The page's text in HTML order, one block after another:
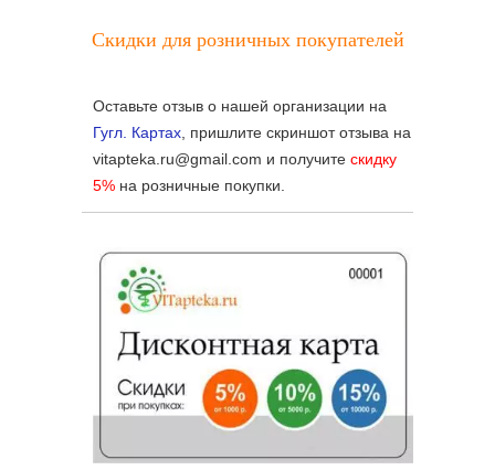
Скидки для розничных покупателей
Оставьте отзыв о нашей организации на
Гугл. Картах , пришлите скриншот отзыва на
vitapteka.ru@gmail.com и получите скидку
5% на розничные покупки.